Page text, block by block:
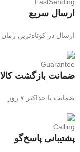
ارسال سریع
ارسال در کوتاه‌ترین زمان
ضمانت بازگشت کالا
ضمانت تا حداکثر ۷ روز
پشتیبانی پاسخ‌گو